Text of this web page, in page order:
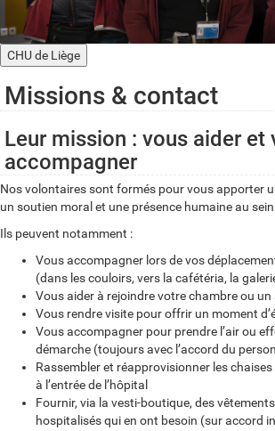
CHU de Liège
Missions & contact
Leur mission : vous aider et
accompagner
Nos volontaires sont formés pour vous apporter
un soutien moral et une présence humaine au sein
Ils peuvent notamment :
Vous accompagner lors de vos
(dans les couloirs, vers la cafétéria, la
Vous aider à rejoindre votre chambre ou un
Vous rendre visite pour offrir un moment
Vous accompagner pour prendre l’air ou
démarche (toujours avec l’accord du
Rassembler et réapprovisionner les
à l’entrée de l’hôpital
Fournir, via la vesti-boutique, des
hospitalisés qui en ont besoin (sur accord